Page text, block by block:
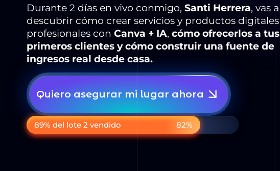
Durante 2 días en vivo conmigo, Santi Herrera, vas a
descubrir cómo crear servicios y productos digitales
profesionales con Canva + IA, cómo ofrecerlos a tus
primeros clientes y cómo construir una fuente de
ingresos real desde casa.
Quiero asegurar mi lugar ahora
89% del lote 2 vendido 82%